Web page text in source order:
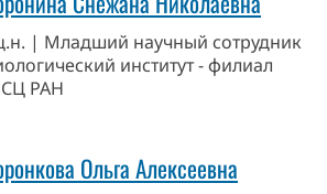
| Младший научный сотрудник
институт - филиал
РАН
Ольга Алексеевна